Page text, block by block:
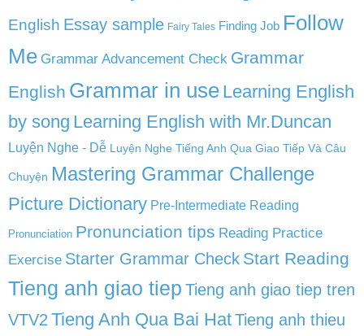
English Essay sample Fairy Tales Finding Job Follow
Me Grammar Advancement Check Grammar
English Grammar in use Learning English
by song Learning English with Mr.Duncan
Luyện Nghe - Dễ Luyện Nghe Tiếng Anh Qua Giao Tiếp Và Câu
Chuyện Mastering Grammar Challenge
Picture Dictionary Pre-Intermediate Reading
Pronunciation Pronunciation tips Reading Practice
Exercise Starter Grammar Check Start Reading
Tieng anh giao tiep Tieng anh giao tiep tren
VTV2 Tieng Anh Qua Bai HatTieng anh thieu